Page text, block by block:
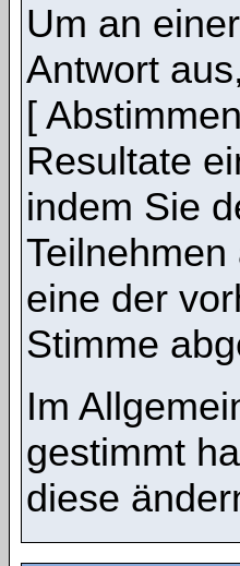
Um an
Antwort
[
Resultate
indem Sie
eine der
Stimme
Im
gestimmt
diese